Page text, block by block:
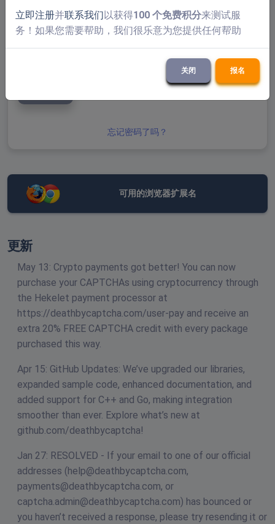
忘记密码了吗？
可用的浏览器扩展名
更新
May 13: Crypto payments got better! You can now
purchase your CAPTCHAs using cryptocurrency through
the Hekelet payment processor at
https://deathbycaptcha.com/user-pay and receive an
extra 20% FREE CAPTCHA credit with every package
purchased this way.
Apr 15: GitHub Updates: We’ve upgraded our libraries,
expanded sample code, enhanced documentation, and
added support for C++ and Go, making integration
smoother than ever. Explore what’s new at
github.com/deathbycaptcha!
Jan 27: RESOLVED - If your email to one of our official
addresses (help@deathbycaptcha.com,
payments@deathbycaptcha.com, or
captcha.admin@deathbycaptcha.com) has bounced or
you haven’t received a response, please try resending it or
立即注册并联系我们以获得100 个免费积分来测试服
务！如果您需要帮助，我们很乐意为您提供任何帮助
关闭 报名